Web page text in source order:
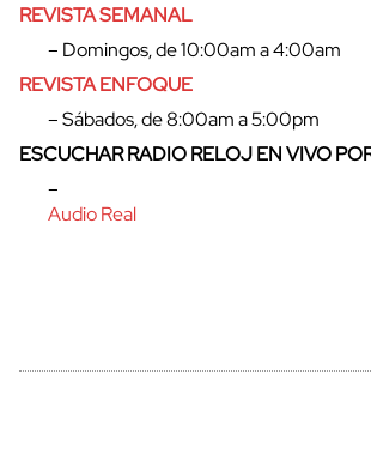
REVISTA SEMANAL
– Domingos, de 10:00am a 4:00am
REVISTA ENFOQUE
– Sábados, de 8:00am a 5:00pm
ESCUCHAR RADIO RELOJ EN VIVO
–
Audio Real